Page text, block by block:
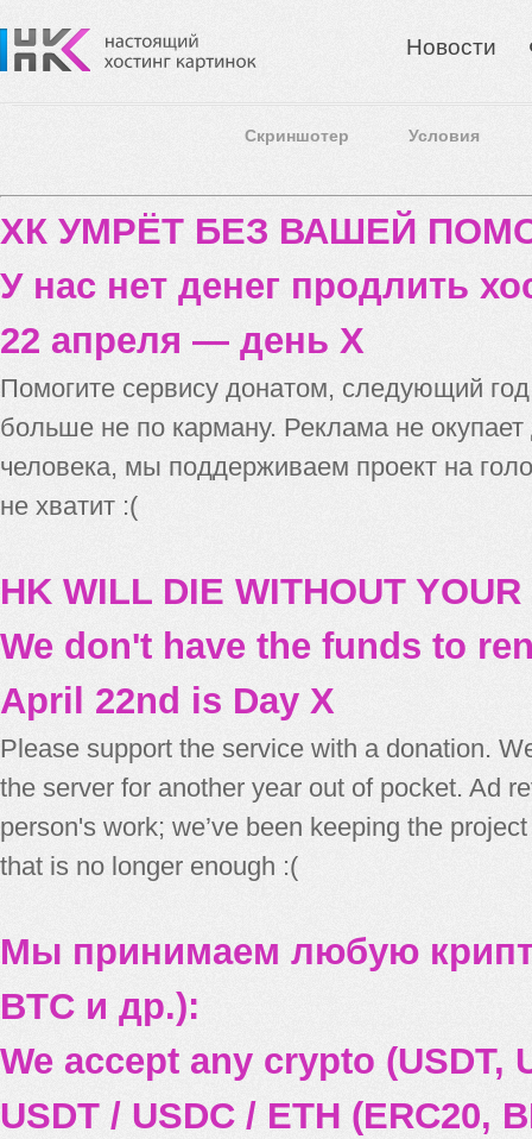
Новости
Скриншотер Условия
ХК УМРЁТ БЕЗ ВАШЕЙ
У нас нет денег продлить
22 апреля — день X
Помогите сервису донатом, следующий
больше не по карману. Реклама не
человека, мы поддерживаем проект на
не хватит :(
HK WILL DIE WITHOUT
We don't have the funds to
April 22nd is Day X
Please support the service with a donation.
the server for another year out of pocket. Ad
person's work; we’ve been keeping the
that is no longer enough :(
Мы принимаем любую
BTC и др.):
We accept any crypto (USDT,
USDT / USDC / ETH (ERC20,